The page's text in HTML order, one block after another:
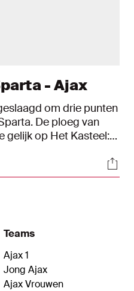
- Ajax
om drie punten
De ploeg van
gelijk op Het Kasteel:
en Steven Bergwijn
Teams
Ajax 1
Jong Ajax
Ajax Vrouwen